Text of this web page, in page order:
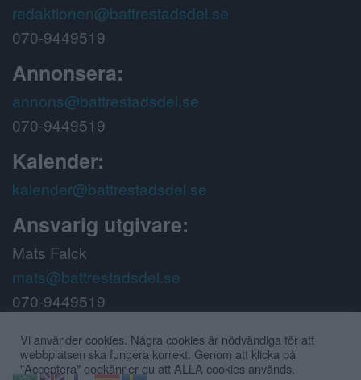
redaktionen@battrestadsdel.se
070-9449519
Annonsera:
annons@battrestadsdel.se
070-9449519
Kalender:
kalender@battrestadsdel.se
Ansvarig utgivare:
Mats Falck
mats@battrestadsdel.se
070-9449519
Följ oss på:
Vi använder cookies. Några cookies är nödvändiga för att
webbplatsen ska fungera korrekt. Genom att klicka på
"Acceptera" godkänner du att ALLA cookies används.